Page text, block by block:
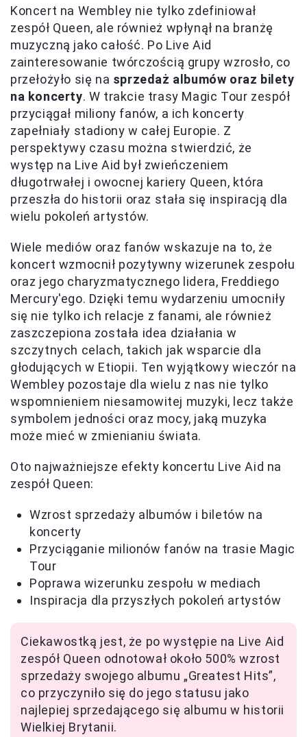
Koncert na Wembley nie tylko zdefiniował
zespół Queen, ale również wpłynął na branżę
muzyczną jako całość. Po Live Aid
zainteresowanie twórczością grupy wzrosło, co
przełożyło się na sprzedaż albumów oraz bilety
na koncerty. W trakcie trasy Magic Tour zespół
przyciągał miliony fanów, a ich koncerty
zapełniały stadiony w całej Europie. Z
perspektywy czasu można stwierdzić, że
występ na Live Aid był zwieńczeniem
długotrwałej i owocnej kariery Queen, która
przeszła do historii oraz stała się inspiracją dla
wielu pokoleń artystów.
Wiele mediów oraz fanów wskazuje na to, że
koncert wzmocnił pozytywny wizerunek zespołu
oraz jego charyzmatycznego lidera, Freddiego
Mercury'ego. Dzięki temu wydarzeniu umocniły
się nie tylko ich relacje z fanami, ale również
zaszczepiona została idea działania w
szczytnych celach, takich jak wsparcie dla
głodujących w Etiopii. Ten wyjątkowy wieczór na
Wembley pozostaje dla wielu z nas nie tylko
wspomnieniem niesamowitej muzyki, lecz także
symbolem jedności oraz mocy, jaką muzyka
może mieć w zmienianiu świata.
Oto najważniejsze efekty koncertu Live Aid na
zespół Queen:
Wzrost sprzedaży albumów i biletów na
koncerty
Przyciąganie milionów fanów na trasie Magic
Tour
Poprawa wizerunku zespołu w mediach
Inspiracja dla przyszłych pokoleń artystów
Ciekawostką jest, że po występie na Live Aid
zespół Queen odnotował około 500% wzrost
sprzedaży swojego albumu „Greatest Hits”,
co przyczyniło się do jego statusu jako
najlepiej sprzedającego się albumu w historii
Wielkiej Brytanii.